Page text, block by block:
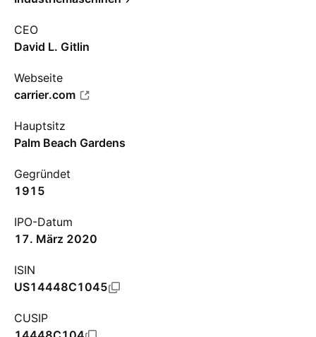
CEO
David L. Gitlin
Webseite
carrier.com
Hauptsitz
Palm Beach Gardens
Gegründet
1915
IPO-Datum
17. März 2020
ISIN
US14448C1045
CUSIP